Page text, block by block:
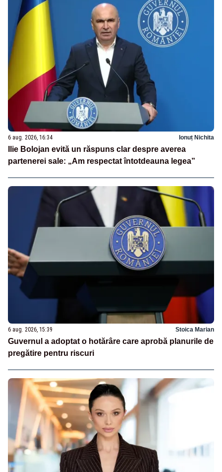
6 aug. 2026, 16:34 Ionuț Nichita
Ilie Bolojan evită un răspuns clar despre averea
partenerei sale: „Am respectat întotdeauna legea”
6 aug. 2026, 15:39 Stoica Marian
Guvernul a adoptat o hotărâre care aprobă planurile de
pregătire pentru riscuri